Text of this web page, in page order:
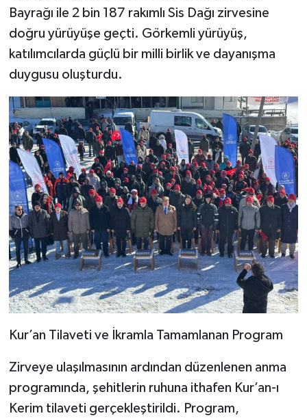
Bayrağı ile 2 bin 187 rakımlı Sis Dağı zirvesine
doğru yürüyüşe geçti. Görkemli yürüyüş,
katılımcılarda güçlü bir milli birlik ve dayanışma
duygusu oluşturdu.
Kur’an Tilaveti ve İkramla Tamamlanan Program
Zirveye ulaşılmasının ardından düzenlenen anma
programında, şehitlerin ruhuna ithafen Kur’an-ı
Kerim tilaveti gerçekleştirildi. Program,